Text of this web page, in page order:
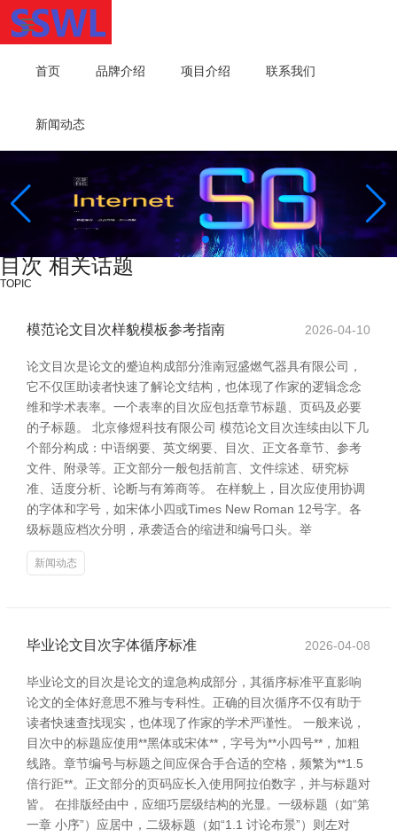
首页 品牌介绍 项目介绍 联系我们
新闻动态
目次 相关话题
TOPIC
模范论文目次样貌模板参考指南 2026-04-10
论文目次是论文的蹙迫构成部分淮南冠盛燃气器具有限公司，
它不仅匡助读者快速了解论文结构，也体现了作家的逻辑念念
维和学术表率。一个表率的目次应包括章节标题、页码及必要
的子标题。 北京修煜科技有限公司 模范论文目次连续由以下几
个部分构成：中语纲要、英文纲要、目次、正文各章节、参考
文件、附录等。正文部分一般包括前言、文件综述、研究标
准、适度分析、论断与有筹商等。 在样貌上，目次应使用协调
的字体和字号，如宋体小四或Times New Roman 12号字。各
级标题应档次分明，承袭适合的缩进和编号口头。举
新闻动态
毕业论文目次字体循序标准 2026-04-08
毕业论文的目次是论文的遑急构成部分，其循序标准平直影响
论文的全体好意思不雅与专科性。正确的目次循序不仅有助于
读者快速查找现实，也体现了作家的学术严谨性。 一般来说，
目次中的标题应使用**黑体或宋体**，字号为**小四号**，加粗
线路。章节编号与标题之间应保合手合适的空格，频繁为**1.5
倍行距**。正文部分的页码应长入使用阿拉伯数字，并与标题对
皆。 在排版经由中，应细巧层级结构的光显。一级标题（如“第
一章 小序”）应居中，二级标题（如“1.1 讨论布景”）则左对